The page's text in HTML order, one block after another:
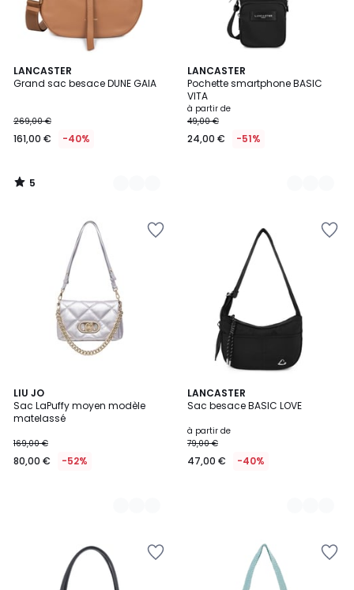
LANCASTER
Grand sac besace DUNE GAIA
269,00 €
161,00 € -40%
5
/
2
Couleurs
5
/
LANCASTER
Pochette smartphone BASIC
VITA
à partir de
49,00 €
24,00 € -51%
4
Couleurs
LIU JO
Sac LaPuffy moyen modèle
matelassé
169,00 €
80,00 € -52%
5
Couleurs
LANCASTER
Sac besace BASIC LOVE
à partir de
79,00 €
47,00 € -40%
5
Couleurs